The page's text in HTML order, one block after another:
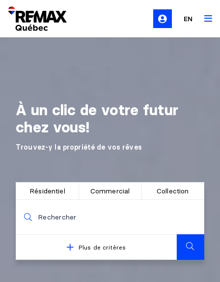
EN
À un clic de votre futur
chez vous!
Trouvez-y la propriété de vos rêves
Résidentiel Commercial Collection
Plus de critères